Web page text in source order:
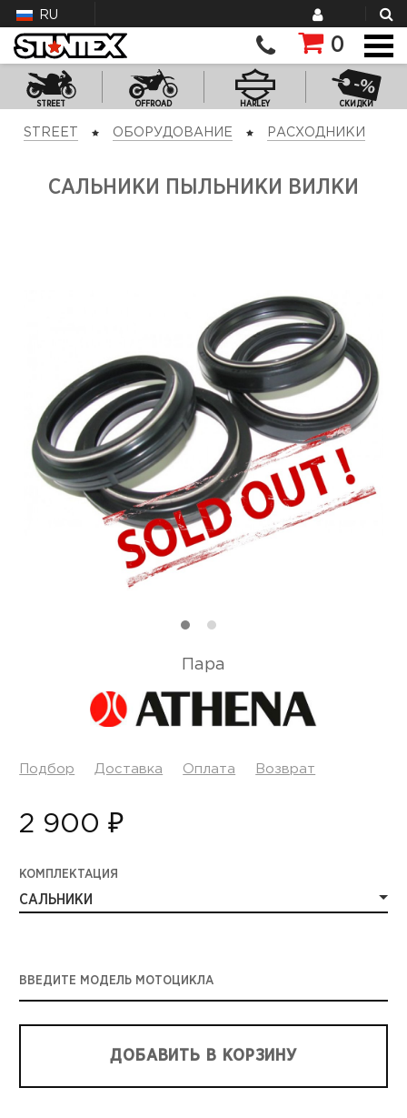
RU
0
STREET OFFROAD HARLEY СКИДКИ
STREET ОБОРУДОВАНИЕ РАСХОДНИКИ
САЛЬНИКИ ПЫЛЬНИКИ ВИЛКИ
Пара
Подбор Доставка Оплата Возврат
2 900 ₽
КОМПЛЕКТАЦИЯ
САЛЬНИКИ
ВВЕДИТЕ МОДЕЛЬ МОТОЦИКЛА
ДОБАВИТЬ В КОРЗИНУ